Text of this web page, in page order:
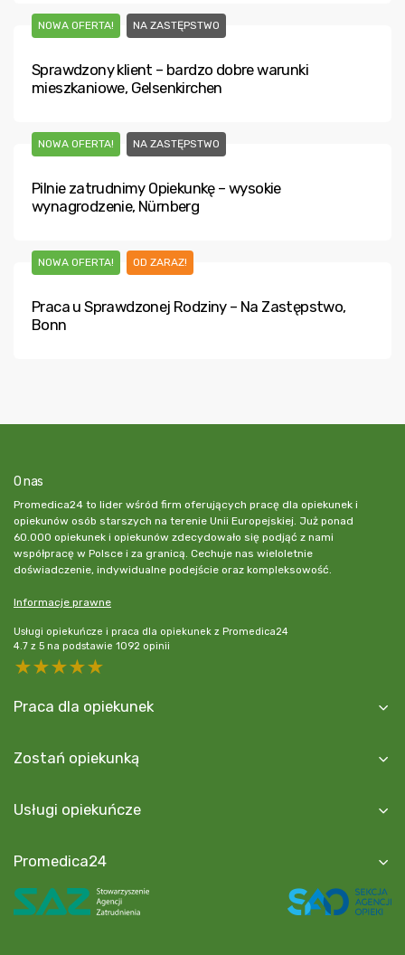
NOWA OFERTA! NA ZASTĘPSTWO
Sprawdzony klient – bardzo dobre warunki
mieszkaniowe, Gelsenkirchen
NOWA OFERTA! NA ZASTĘPSTWO
Pilnie zatrudnimy Opiekunkę – wysokie
wynagrodzenie, Nürnberg
NOWA OFERTA! OD ZARAZ!
Praca u Sprawdzonej Rodziny – Na Zastępstwo,
Bonn
O nas
Promedica24 to lider wśród firm oferujących pracę dla opiekunek i
opiekunów osób starszych na terenie Unii Europejskiej. Już ponad
60.000 opiekunek i opiekunów zdecydowało się podjąć z nami
współpracę w Polsce i za granicą. Cechuje nas wieloletnie
doświadczenie, indywidualne podejście oraz kompleksowość.
Informacje prawne
Usługi opiekuńcze i praca dla opiekunek z Promedica24
4.7 z 5 na podstawie 1092 opinii
5 stars
4 stars
3 stars
2 stars
Praca dla opiekunek
Zostań opiekunką
Usługi opiekuńcze
Promedica24